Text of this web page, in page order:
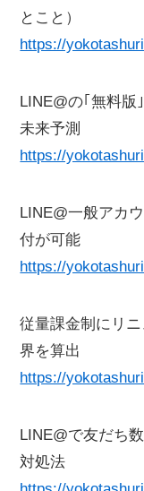
とこと）
https://
LINE@の｢無料版
未来予測
https://
LINE@一般アカ
付が可能
https://
従量課金制にリ
界を算出
https://
LINE@で友だち
対処法